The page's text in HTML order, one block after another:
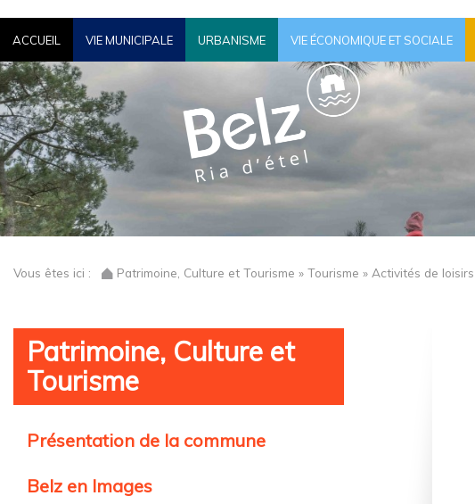
ACCUEIL VIE MUNICIPALE URBANISME VIE ÉCONOMIQUE ET SOCIALE
Vous êtes ici : Patrimoine, Culture et Tourisme » Tourisme » Activités de loisirs
Patrimoine, Culture et
Tourisme
Présentation de la commune
Belz en Images